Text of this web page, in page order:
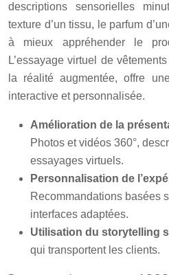
descriptions sensorielles
texture d’un tissu, le parfum
à mieux appréhender le
L’essayage virtuel de
la réalité augmentée, offre
interactive et personnalisée.
Amélioration de la
Photos et vidéos 360°,
essayages virtuels.
Personnalisation de
Recommandations basées
interfaces adaptées.
Utilisation du storytelling
qui transportent les clients.